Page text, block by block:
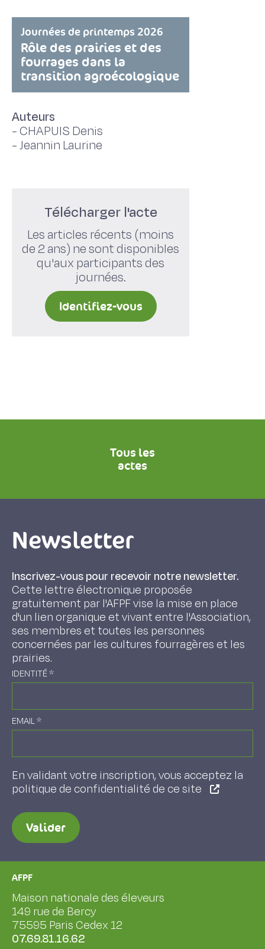
Journées de printemps 2026
Rôle des prairies et des
fourrages dans la
transition agroécologique
Auteurs
-CHAPUIS Denis
-Jeannin Laurine
Télécharger l'acte
Les articles récents (moins
de 2 ans) ne sont disponibles
qu'aux participants des
journées.
Identifiez-vous
Tous les
actes
Newsletter
Inscrivez-vous pour recevoir notre newsletter.
Cette lettre électronique proposée
gratuitement par l'AFPF vise la mise en place
d'un lien organique et vivant entre l'Association,
ses membres et toutes les personnes
concernées par les cultures fourragères et les
prairies.
IDENTITÉ*
EMAIL*
En validant votre inscription, vous acceptez la
politique de confidentialité de ce site
Valider
AFPF
Maison nationale des éleveurs
149 rue de Bercy
75595 Paris Cedex 12
07.69.81.16.62